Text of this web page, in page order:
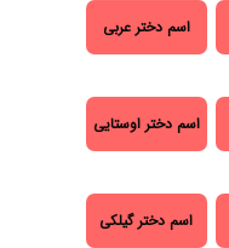
اسم دختر عربی
اسم دختر اوستایی
اسم دختر گیلکی